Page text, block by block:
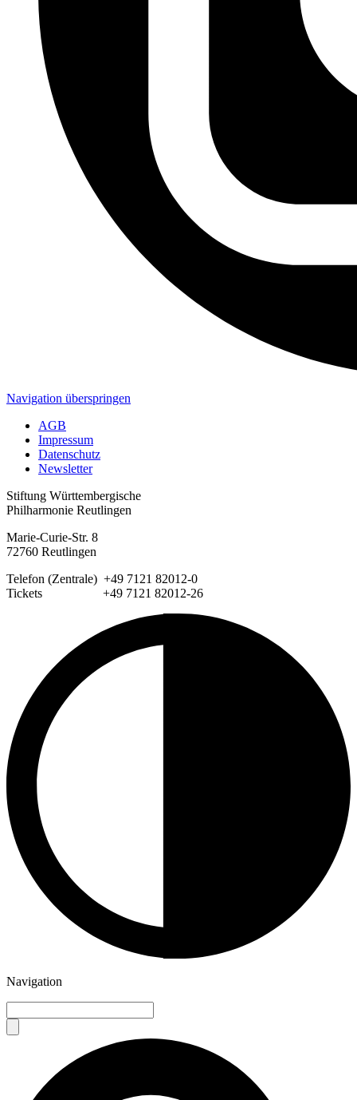
Navigation überspringen
AGB
Impressum
Datenschutz
Newsletter
Stiftung Württembergische
Philharmonie Reutlingen
Marie-Curie-Str. 8
72760 Reutlingen
Telefon (Zentrale) +49 7121 82012-0
Tickets +49 7121 82012-26
Navigation